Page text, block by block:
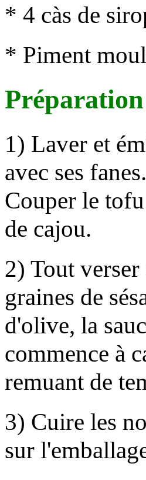
* 4 càs de
* Piment
1) Laver et
avec ses
Couper le
de cajou.
2) Tout
graines de
d'olive, la
commence à
remuant de
3) Cuire les
sur